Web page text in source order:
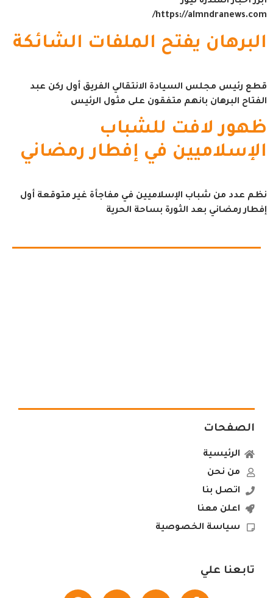
https://almndranews.com/
البرهان يفتح الملفات الشائكة
قطع رئيس مجلس السيادة الانتقالي الفريق أول ركن عبد
الفتاح البرهان بانهم متفقون على مثول الرئيس
ظهور لافت للشباب
الإسلاميين في إفطار رمضاني
نظم عدد من شباب الإسلاميين في مفاجأة غير متوقعة أول
إفطار رمضاني بعد الثورة بساحة الحرية
الصفحات
الرئيسية
من نحن
اتصل بنا
اعلن معنا
سياسة الخصوصية
تابعنا علي